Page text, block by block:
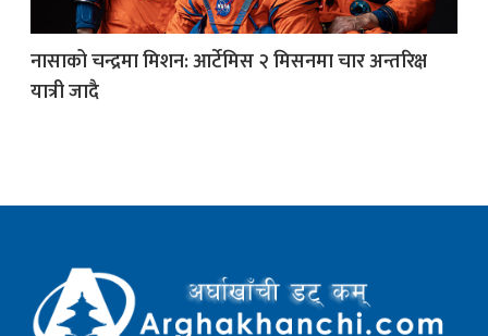
नासाको चन्द्रमा मिशन: आर्टेमिस २ मिसनमा चार अन्तरिक्ष
यात्री जादै